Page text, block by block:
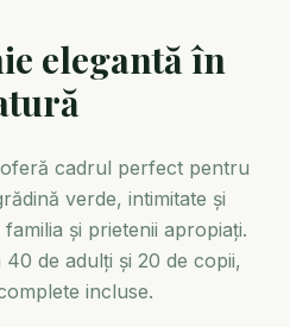
elegantă în
cadrul perfect pentru
verde, intimitate și
și prietenii apropiați.
de adulți și 20 de copii,
incluse.